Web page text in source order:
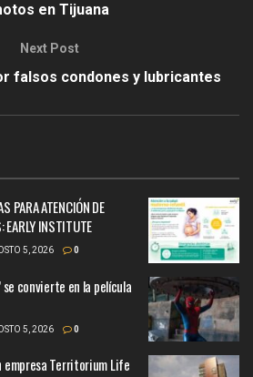
en Tijuana
Next Post
falsos condones y lubricantes
PARA ATENCIÓN DE
EARLY INSTITUTE
5, 2026 0
se convierte en la película
5, 2026 0
empresa Territorium Life